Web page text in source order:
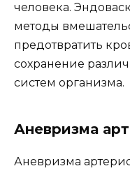
человека.
методы
предотвратить
сохранение
систем организма.
Аневризма
Аневризма